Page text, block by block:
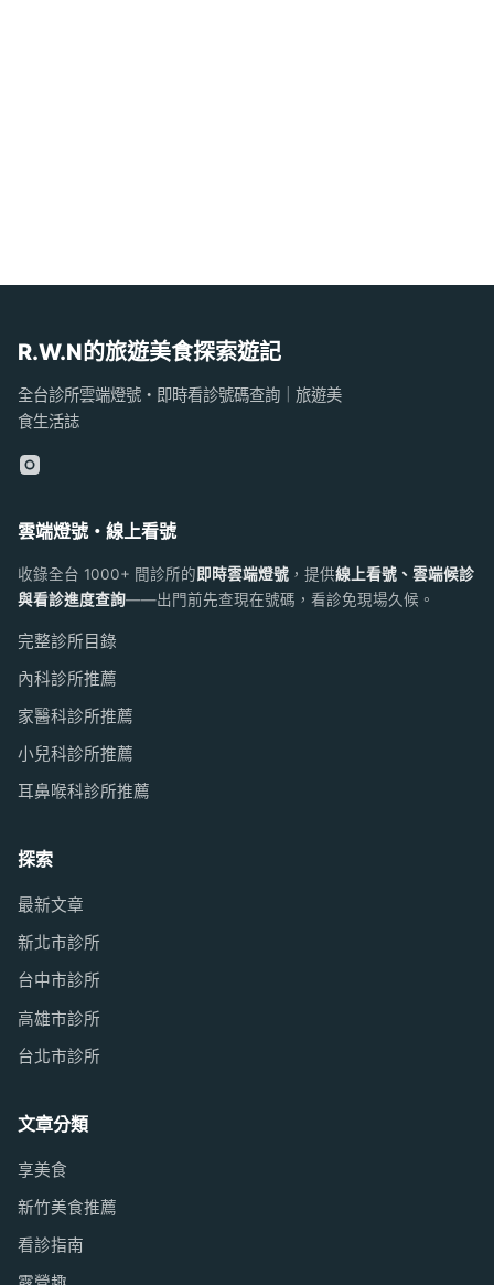
R.W.N的旅遊美食探索遊記
全台診所雲端燈號・即時看診號碼查詢｜旅遊美
食生活誌
雲端燈號・線上看號
收錄全台 1000+ 間診所的即時雲端燈號 ，提供線上看號、雲端候診
與看診進度查詢——出門前先查現在號碼，看診免現場久候。
完整診所目錄
內科診所推薦
家醫科診所推薦
小兒科診所推薦
耳鼻喉科診所推薦
探索
最新文章
新北市診所
台中市診所
高雄市診所
台北市診所
文章分類
享美食
新竹美食推薦
看診指南